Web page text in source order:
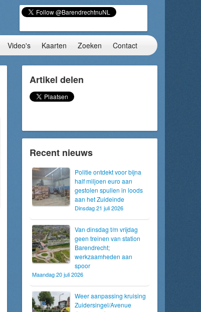
Video's Kaarten Zoeken Contact
Artikel delen
Recent nieuws
Politie ontdekt voor bijna
half miljoen euro aan
gestolen spullen in loods
aan het Zuideinde
Dinsdag 21 juli 2026
Van dinsdag t/m vrijdag
geen treinen van station
Barendrecht;
werkzaamheden aan
spoor
Maandag 20 juli 2026
Weer aanpassing kruising
Zuidersingel/Avenue